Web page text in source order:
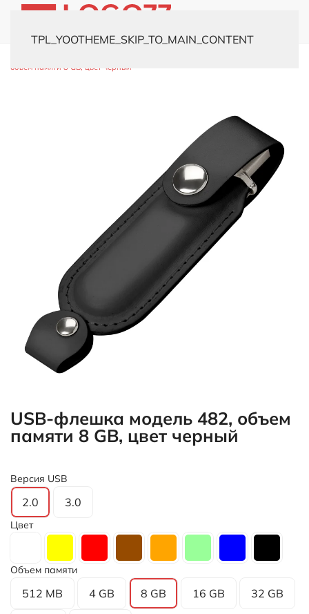
TPL_YOOTHEME_SKIP_TO_MAIN_CONTENT
объем памяти 8 GB, цвет черный
USB-флешка модель 482, объем
памяти 8 GB, цвет черный
Версия USB
2.0 3.0
Цвет
Объем памяти
512 MB 4 GB 8 GB 16 GB 32 GB